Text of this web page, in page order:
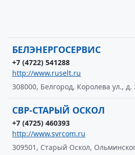
БЕЛЭНЕРГОСЕРВИС
+7 (4722) 541288
http://www.ruselt.ru
308000, Белгород, Королева ул., д.
СВР-СТАРЫЙ ОСКОЛ
+7 (4725) 460393
http://www.svrcom.ru
309501, Старый Оскол,